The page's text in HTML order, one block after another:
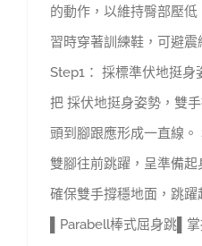
的動作，以維持臀部壓
習時穿著訓練鞋，可避
Step1： 採標準伏地挺身
把 採伏地挺身姿勢，雙
頭到腳跟應形成一直線。
雙腳往前跳躍，呈準備起
確保雙手撐穩地面，跳躍
▌Parabell棒式屈身跳▌